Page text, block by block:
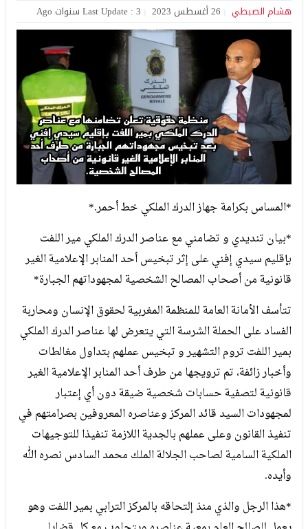
هشام الصبطي 26 أغسطس 2023 Last Update : 3 سنوات Ago
*المساس بكرامة جهاز الدرك الملكي خط أحمر.*
*بيان تنديدي و تضامني مع عناصر الدرك الملكي مير اللفت
بإقليم سيدي إفني على إثر تبخيس أحد المنابر الإعلامية الغير
قانونية من أصحاب المصالح الشخصية لمجهوداتهم الجبارة*
تتأسف الأمانة العامة للمنظمة المغربية لحقوق الإنسان ومحاربة
الفساد على الحملة الشرسة التي يتعرض لها عناصر الدرك الملكي
بمير اللفت تروم التشهير و تبخيس عملهم بتداول مغالطات
وأخبار زائفة، تم ترويجها من طرف أحد المنابر الإعلامية الغير
قانونية لتصفية حسابات شخصية ضيقة دون أي إعتبار
لمجهودات السيد قائد المركز وعناصره المعروفين بصرامتهم في
تنفيذ القانون وعلى عملهم بالجدية اللازمة تنفيذا للتوجيهات
الملكية السامية لصاحب الجلالة الملك محمد السادس نصره الله
وأيده.
*هذا الرجل والذي منذ إلتحاقه بالمركز الترابي بمير اللفت وهو